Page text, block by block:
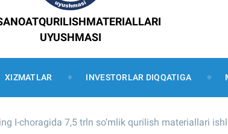
UYUSHMASI
XIZMATLAR INVESTORLAR DIQQATIGA
I-choragida 7,5 trln so‘mlik qurilish materiallari